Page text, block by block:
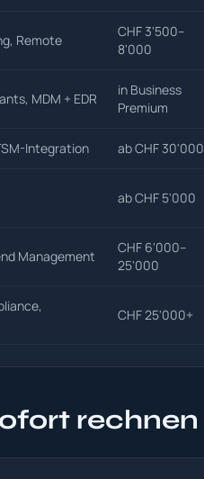
Remote
CHF 3'500–
8'000
MDM + EDR
in Business
Premium
Integration ab CHF 30'000
ab CHF 5'000
Management
CHF 6'000–
25'000
CHF 25'000+
rechnen